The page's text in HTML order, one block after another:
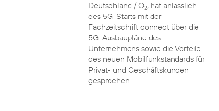
Deutschland / O2, hat anlässlich
des 5G-Starts mit der
Fachzeitschrift connect über die
5G-Ausbaupläne des
Unternehmens sowie die Vorteile
des neuen Mobilfunkstandards für
Privat- und Geschäftskunden
gesprochen.